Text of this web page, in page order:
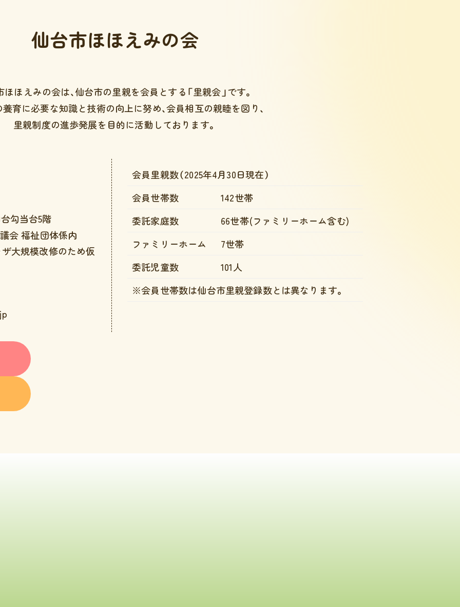
仙台市ほほえみの会
ほほえみの会は、仙台市の里親を会員とする「里親会」です。
育に必要な知識と技術の向上に努め、会員相互の親睦を図り、
里親制度の進歩発展を目的に活動しております。
勾当台5階
会 福祉団体係内
大規模改修のため仮
会員里親数（2025年4月30日現在）
会員世帯数
142世帯
委託家庭数
66世帯(ファミリーホーム含む)
ファミリーホーム
7世帯
委託児童数
101人
※会員世帯数は仙台市里親登録数とは異なります。